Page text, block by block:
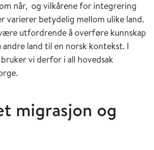
når, og vilkårene for integrering
varierer betydelig mellom ulike land.
utfordrende å overføre kunnskap
land til en norsk kontekst. I
vi derfor i all hovedsak
migrasjon og